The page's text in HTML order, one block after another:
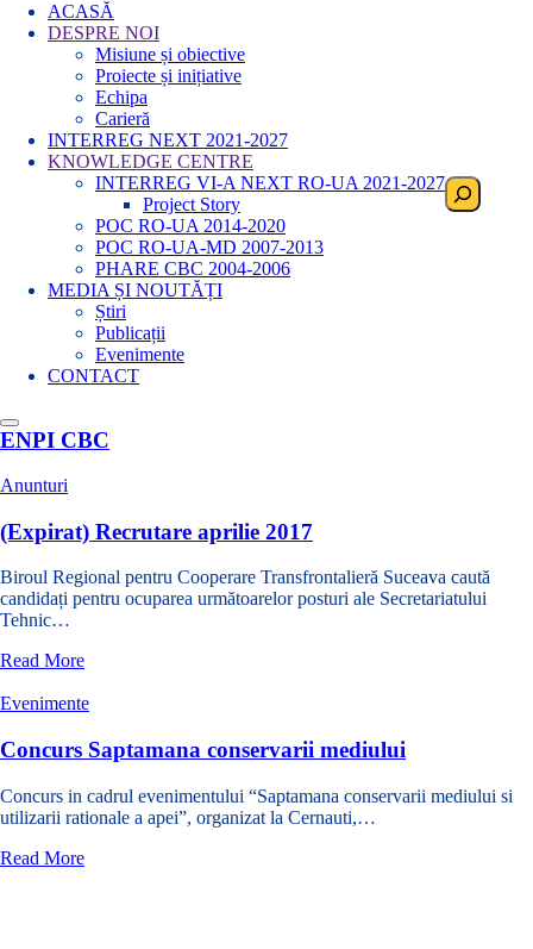
ACASĂ
DESPRE NOI
Misiune și obiective
Proiecte și inițiative
Echipa
Carieră
INTERREG NEXT 2021-2027
KNOWLEDGE CENTRE
INTERREG VI-A NEXT RO-UA 2021-2027
Project Story
POC RO-UA 2014-2020
POC RO-UA-MD 2007-2013
PHARE CBC 2004-2006
MEDIA ȘI NOUTĂȚI
Știri
Publicații
Evenimente
CONTACT
Search
ENPI CBC
Anunturi
(Expirat) Recrutare aprilie 2017
Biroul Regional pentru Cooperare Transfrontalieră Suceava caută
candidați pentru ocuparea următoarelor posturi ale Secretariatului
Tehnic…
Read Moredespre
Recrutare
2017
Evenimente
Concurs Saptamana conservarii mediului
Concurs in cadrul evenimentului “Saptamana conservarii mediului si
utilizarii rationale a apei”, organizat la Cernauti,…
Read Moredespre